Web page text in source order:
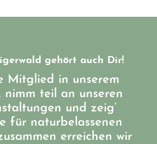
gehört auch Dir!
Mitglied in unserem
nimm teil an unseren
und zeig’
für naturbelassenen
erreichen wir